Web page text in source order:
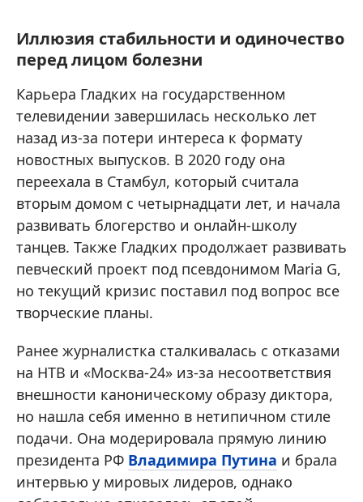
Иллюзия стабильности и одиночество
перед лицом болезни
Карьера Гладких на государственном
телевидении завершилась несколько лет
назад из-за потери интереса к формату
новостных выпусков. В 2020 году она
переехала в Стамбул, который считала
вторым домом с четырнадцати лет, и начала
развивать блогерство и онлайн-школу
танцев. Также Гладких продолжает развивать
певческий проект под псевдонимом Maria G,
но текущий кризис поставил под вопрос все
творческие планы.
Ранее журналистка сталкивалась с отказами
на НТВ и «Москва-24» из-за несоответствия
внешности каноническому образу диктора,
но нашла себя именно в нетипичном стиле
подачи. Она модерировала прямую линию
президента РФ Владимира Путина и брала
интервью у мировых лидеров, однако